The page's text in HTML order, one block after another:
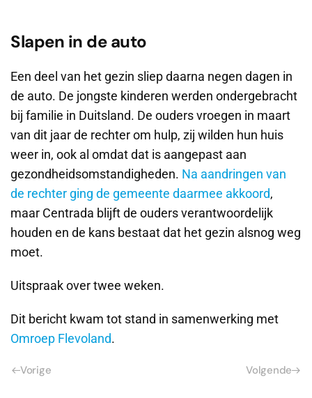
Slapen in de auto
Een deel van het gezin sliep daarna negen dagen in
de auto. De jongste kinderen werden ondergebracht
bij familie in Duitsland. De ouders vroegen in maart
van dit jaar de rechter om hulp, zij wilden hun huis
weer in, ook al omdat dat is aangepast aan
gezondheidsomstandigheden. Na aandringen van
de rechter ging de gemeente daarmee akkoord,
maar Centrada blijft de ouders verantwoordelijk
houden en de kans bestaat dat het gezin alsnog weg
moet.
Uitspraak over twee weken.
Dit bericht kwam tot stand in samenwerking met
Omroep Flevoland.
Vorige Volgende